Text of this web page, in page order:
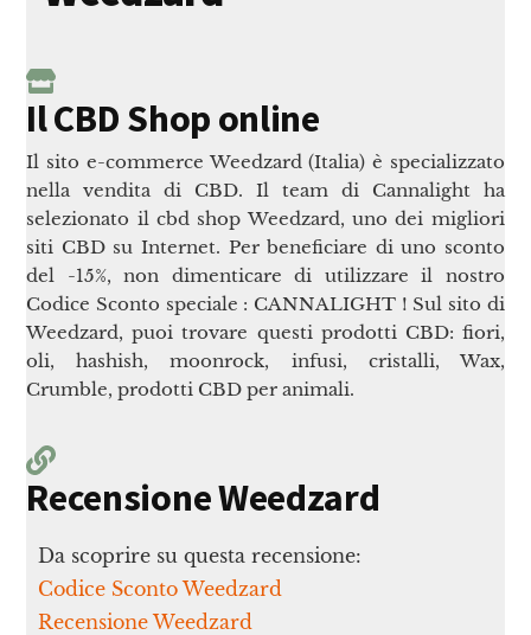
Il CBD Shop online
Il sito e-commerce Weedzard (Italia) è specializzato
nella vendita di CBD. Il team di Cannalight ha
selezionato il cbd shop Weedzard, uno dei migliori
siti CBD su Internet. Per beneficiare di uno sconto
del -15%, non dimenticare di utilizzare il nostro
Codice Sconto speciale : CANNALIGHT ! Sul sito di
Weedzard, puoi trovare questi prodotti CBD: fiori,
oli, hashish, moonrock, infusi, cristalli, Wax,
Crumble, prodotti CBD per animali.
Recensione Weedzard
Da scoprire su questa recensione:
Codice Sconto Weedzard
Recensione Weedzard